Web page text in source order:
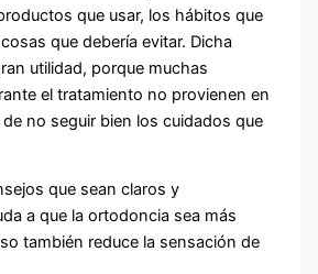
que usar, los hábitos que
que debería evitar. Dicha
utilidad, porque muchas
el tratamiento no provienen en
no seguir bien los cuidados que
que sean claros y
a que la ortodoncia sea más
también reduce la sensación de